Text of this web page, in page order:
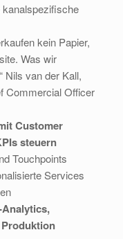
kanalspezifische
kein Papier,
Was wir
Nils van der Kall,
Commercial Officer
Customer
steuern
Touchpoints
Services